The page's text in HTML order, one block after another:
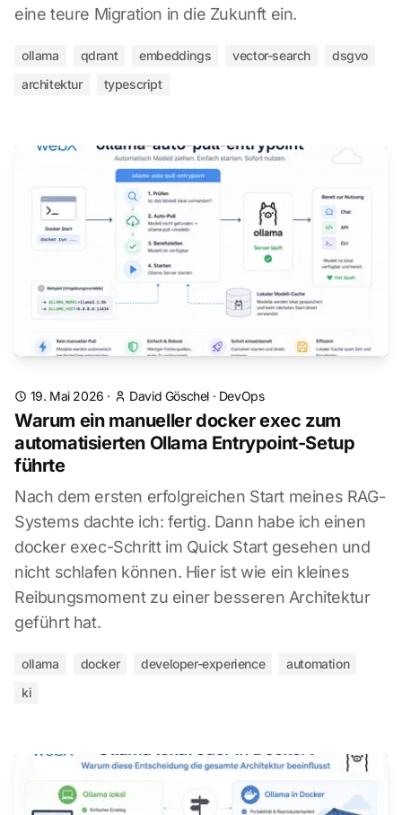
eine teure Migration in die Zukunft ein.
ollama qdrant embeddings vector-search
dsgvo
architektur
typescript
19. Mai 2026 · David Göschel · DevOps
Warum ein manueller docker exec zum
automatisierten Ollama Entrypoint-Setup
führte
Nach dem ersten erfolgreichen Start meines RAG-
Systems dachte ich: fertig. Dann habe ich einen
docker exec-Schritt im Quick Start gesehen und
nicht schlafen können. Hier ist wie ein kleines
Reibungsmoment zu einer besseren Architektur
geführt hat.
ollama docker developer-experience
automation
ki